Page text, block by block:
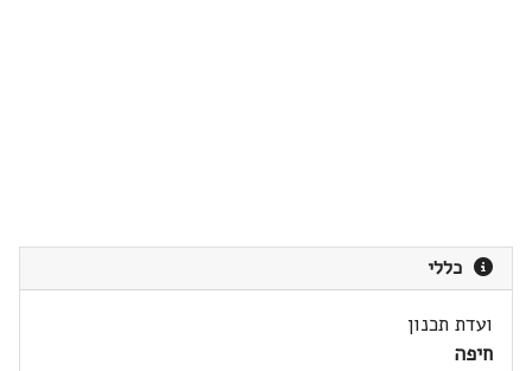
כללי
ועדת תכנון
חיפה